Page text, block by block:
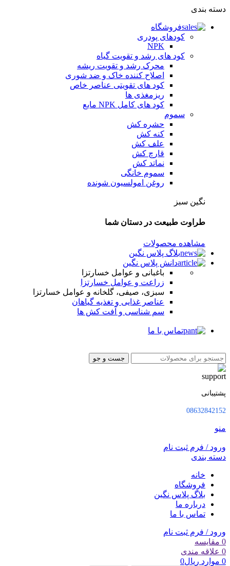
دسته بندی
فروشگاه
کودهای پودری
NPK
کود های رشد و تقویت گیاه
محرک رشد و تقویت ریشه
اصلاح کننده خاک و ضد شوری
کود های تقویتی عناصر خاص
ریزمغذی ها
کود های کامل NPK مایع
سموم
حشره کش
کنه کش
علف کش
قارچ کش
نماتد کش
سموم خانگی
روغن امولسیون شونده
نگین سبز
طراوت طبیعت در دستان شما
مشاهده محصولات
بلاگ پلاس نگین
دانش پلاس نگین
باغبانی و عوامل خسارتزا
زراعت و عوامل خسارتزا
سبزی، صیفی، گلخانه و عوامل خسارتزا
عناصر غذایی و تغذیه گیاهان
سم شناسی و آفت کش ها
تماس با ما
جست و جو
پشتیبانی
08632842152
منو
ورود / فرم ثبت نام
دسته بندی
خانه
فروشگاه
بلاگ پلاس نگین
درباره ما
تماس با ما
ورود / فرم ثبت نام
0 مقایسه
0 علاقه مندی
0 موارد ریال0